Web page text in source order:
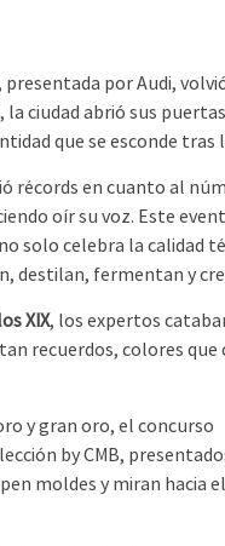
presentada por Audi,
ciudad abrió sus
que se esconde tras
récords en cuanto al
oír su voz. Este
solo celebra la calidad
destilan, fermentan y
XIX, los expertos
recuerdos, colores
y gran oro, el concurso
by CMB,
moldes y miran hacia el